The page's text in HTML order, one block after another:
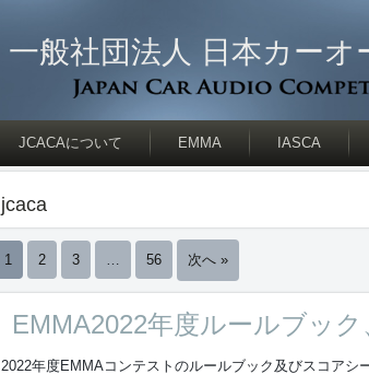
一般社団法人 日本カーオ
JCACAについて EMMA IASCA
jcaca
1 2 3 … 56 次へ »
EMMA2022年度ルールブッ
2022年度EMMAコンテストのルールブック及びスコアシ